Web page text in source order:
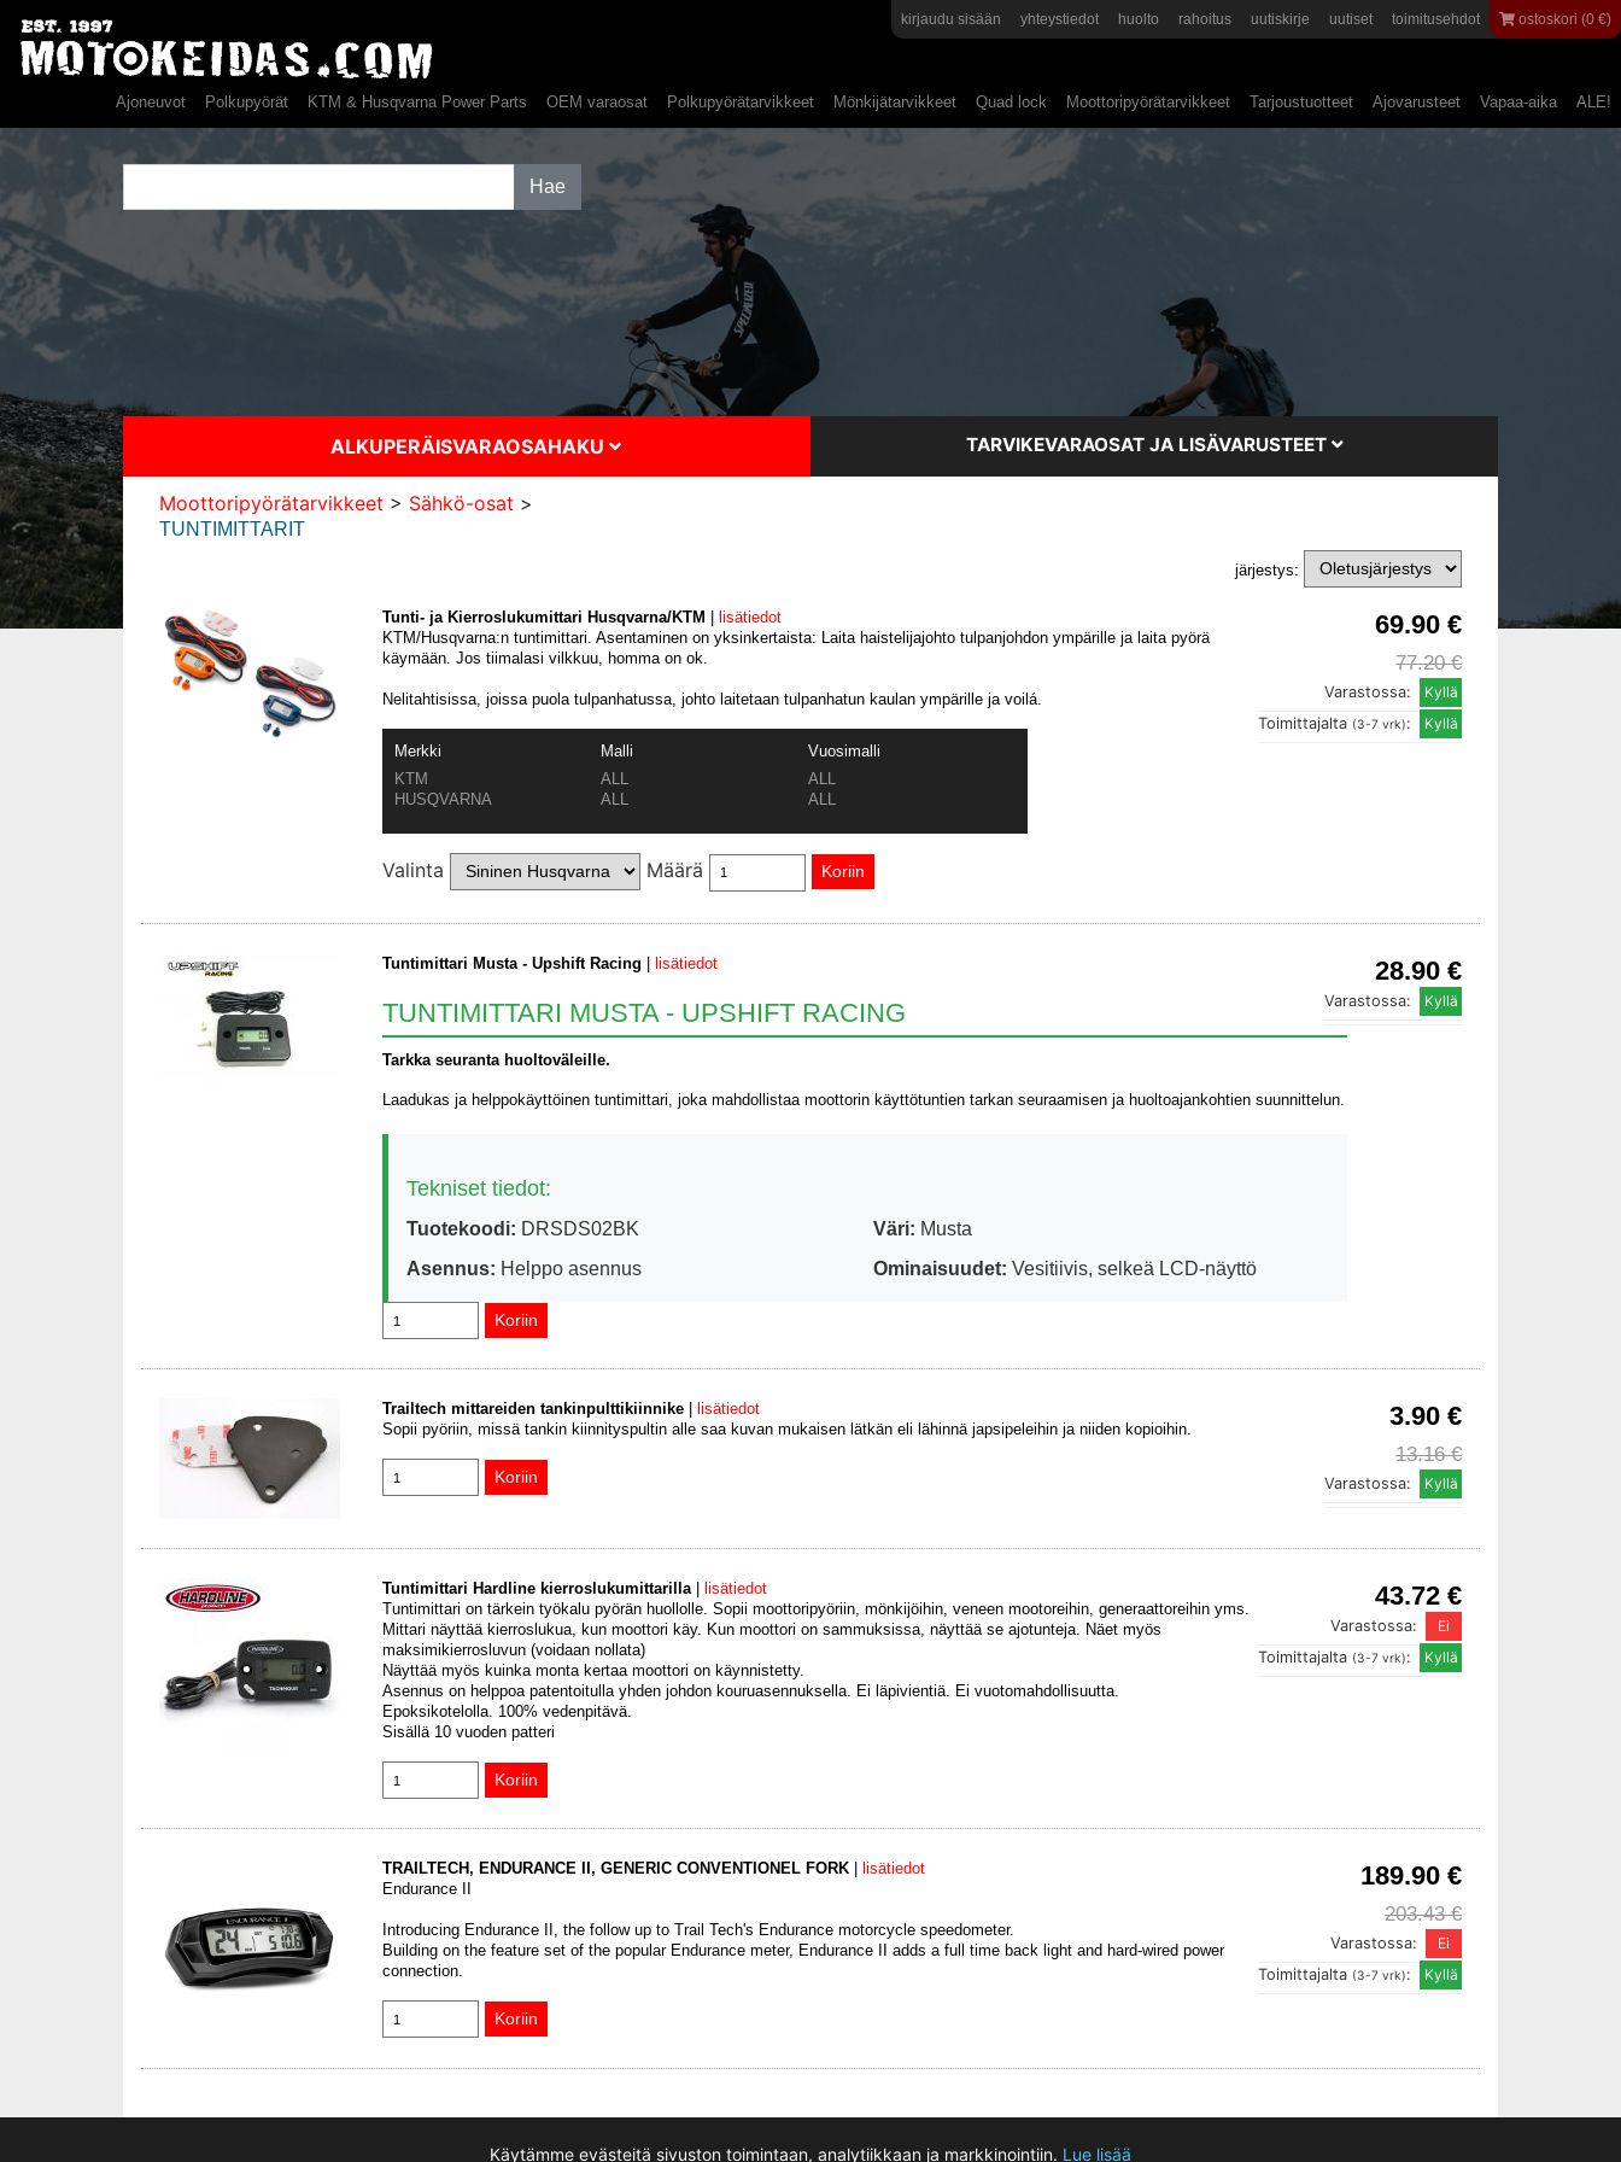
Käytämme evästeitä sivuston toimintaan, analytiikkaan ja markkinointiin. Lue lisää
kirjaudu sisään yhteystiedot huolto rahoitus uutiskirje uutiset toimitusehdot ostoskori (0 €)
Ajoneuvot Polkupyörät KTM & Husqvarna Power Parts OEM varaosat Polkupyörätarvikkeet Mönkijätarvikkeet Quad lock Moottoripyörätarvikkeet Tarjoustuotteet Ajovarusteet Vapaa-aika ALE!
ALKUPERÄISVARAOSAHAKU TARVIKEVARAOSAT JA LISÄVARUSTEET
Moottoripyörätarvikkeet > Sähkö-osat >
TUNTIMITTARIT
järjestys:
69.90 €
77.20 €
Varastossa:
Toimittajalta (3-7 vrk):
Tunti- ja Kierroslukumittari Husqvarna/KTM
lisätiedot
KTM/Husqvarna:n tuntimittari. Asentaminen on yksinkertaista: Laita haistelijajohto tulpanjohdon ympärille ja laita pyörä
käymään. Jos tiimalasi vilkkuu, homma on ok.
Nelitahtisissa, joissa puola tulpanhatussa, johto laitetaan tulpanhatun kaulan ympärille ja voilá.
Merkki Malli
Vuosimalli
KTM
ALL
ALL
HUSQVARNA
ALL ALL
Valinta Määrä
28.90 €
Varastossa:
Tuntimittari Musta - Upshift Racing lisätiedot
TUNTIMITTARI MUSTA - UPSHIFT RACING
Tarkka seuranta huoltoväleille.
Laadukas ja helppokäyttöinen tuntimittari, joka mahdollistaa moottorin käyttötuntien tarkan seuraamisen ja huoltoajankohtien suunnittelun.
Tekniset tiedot:
Tuotekoodi: DRSDS02BK Väri: Musta
Asennus: Helppo asennus Ominaisuudet: Vesitiivis, selkeä LCD-näyttö
3.90 €
13.16 €
Varastossa:
Trailtech mittareiden tankinpulttikiinnike
lisätiedot
Sopii pyöriin, missä tankin kiinnityspultin alle saa kuvan mukaisen lätkän eli lähinnä japsipeleihin ja niiden kopioihin.
43.72 €
Varastossa:
Toimittajalta (3-7 vrk):
Tuntimittari Hardline kierroslukumittarilla|
lisätiedot
Tuntimittari on tärkein työkalu pyörän huollolle. Sopii moottoripyöriin, mönkijöihin, veneen mootoreihin, generaattoreihin yms.
Mittari näyttää kierroslukua, kun moottori käy. Kun moottori on sammuksissa, näyttää se ajotunteja. Näet myös
maksimikierrosluvun (voidaan nollata)
Näyttää myös kuinka monta kertaa moottori on käynnistetty.
Asennus on helppoa patentoitulla yhden johdon kouruasennuksella. Ei läpivientiä. Ei vuotomahdollisuutta.
Epoksikotelolla. 100% vedenpitävä.
Sisällä 10 vuoden patteri
189.90 €
203.43 €
Varastossa:
Toimittajalta (3-7 vrk):
TRAILTECH, ENDURANCE II, GENERIC CONVENTIONEL FORK
lisätiedot
Endurance II
Introducing Endurance II, the follow up to Trail Tech's Endurance motorcycle speedometer.
Building on the feature set of the popular Endurance meter, Endurance II adds a full time back light and hard-wired power
connection.
Motokeidas Oy, Taninkatu 11 ovi 35, 33400 Tampere, Finland